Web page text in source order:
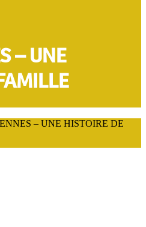
– UNE
– UNE HISTOIRE DE